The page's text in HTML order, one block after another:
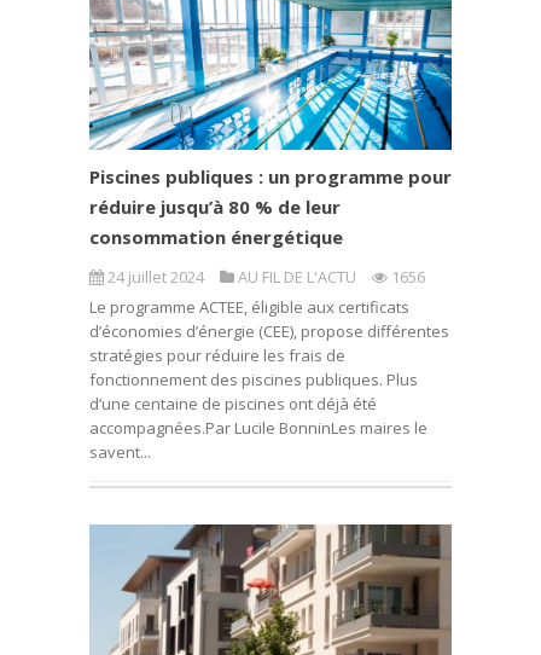
Piscines publiques : un programme pour
réduire jusqu’à 80 % de leur
consommation énergétique
24 juillet 2024 AU FIL DE L'ACTU
1656
Le programme ACTEE, éligible aux certificats
d’économies d’énergie (CEE), propose différentes
stratégies pour réduire les frais de
fonctionnement des piscines publiques. Plus
d’une centaine de piscines ont déjà été
accompagnées.Par Lucile BonninLes maires le
savent...